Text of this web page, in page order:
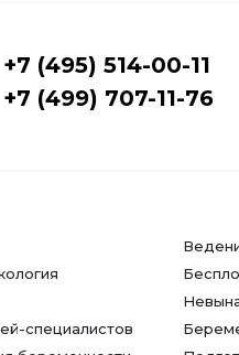
+7 (495) 514-00-11
+7 (499) 707-11-76
специалистов